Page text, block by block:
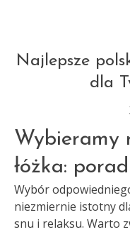
Najlepsze
dla
Wybieramy
łóżka:
Wybór
niezmiernie istotny
snu i relaksu. Warto